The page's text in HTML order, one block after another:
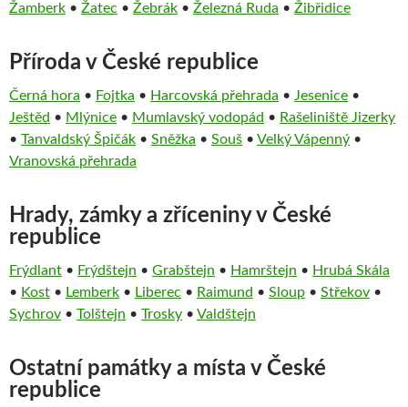
Žamberk • Žatec • Žebrák • Železná Ruda • Žibřidice
Příroda v České republice
Černá hora • Fojtka • Harcovská přehrada • Jesenice •
Ještěd • Mlýnice • Mumlavský vodopád • Rašeliniště Jizerky
• Tanvaldský Špičák • Sněžka • Souš • Velký Vápenný •
Vranovská přehrada
Hrady, zámky a zříceniny v České
republice
Frýdlant • Frýdštejn • Grabštejn • Hamrštejn • Hrubá Skála
• Kost • Lemberk • Liberec • Raimund • Sloup • Střekov •
Sychrov • Tolštejn • Trosky • Valdštejn
Ostatní památky a místa v České
republice